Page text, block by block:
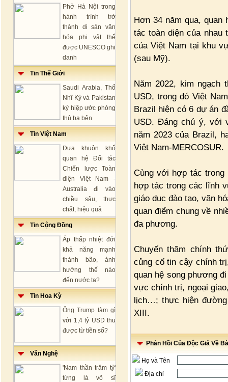
Phở Hà Nội trong
hành trình trở
thành di sản văn
hóa phi vật thể
được UNESCO ghi
danh
Tin Thế Giới
Saudi Arabia, Thổ
Nhĩ Kỳ và Pakistan
ký hiệp ước phòng
thủ ba bên
Tin Việt Nam
Đưa khuôn khổ
quan hệ Đối tác
Chiến lược Toàn
diện Việt Nam -
Australia đi vào
chiều sâu, thực
chất, hiệu quả
Tin Cộng Đồng
Áp thấp nhiệt đới
khả năng mạnh
thành bão, ảnh
hưởng thế nào
đến nước ta?
Tin Hoa Kỳ
Ông Trump làm gì
với 1,4 tỷ USD thu
được từ tiền số?
Văn Nghệ
'Nam thần trăm tỷ'
từng là võ sĩ
Hơn 34 năm qua, quan
tác toàn diện của
của Việt Nam tại khu
(sau Mỹ).
Năm 2022, kim ngạch
USD, trong đó Việt
Brazil hiện có 6 dự án
USD. Đáng chú ý, với
năm 2023 của Brazil,
Việt Nam-MERCOSUR.
Cùng với hợp tác
hợp tác trong các lĩnh
giáo dục đào tạo, văn
quan điểm chung về
đa phương.
Chuyến thăm chính
củng cố tin cậy chính
quan hệ song phương
vực chính trị, ngoại
lịch…; thực hiện
XIII.
Phản Hồi Của Độc Giả Về
Họ và Tên
Địa chỉ